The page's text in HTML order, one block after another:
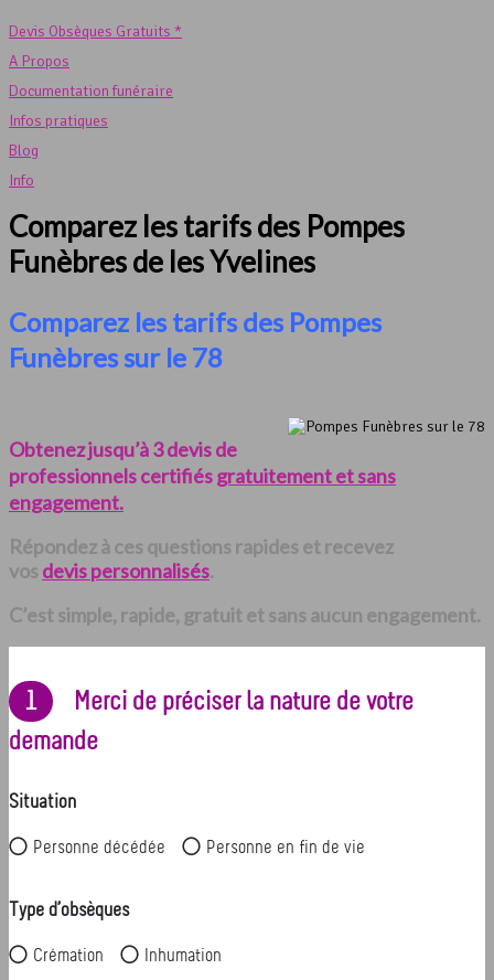
Devis Obsèques Gratuits *
A Propos
Documentation funéraire
Infos pratiques
Blog
Info
Comparez les tarifs des Pompes
Funèbres de les Yvelines
Comparez les tarifs des Pompes
Funèbres sur le 78
Obtenez jusqu’à 3 devis de
professionnels certifiésgratuitement et sans
engagement.
Répondez à ces questions rapides et recevez
vos devis personnalisés.
C’est simple, rapide, gratuit et sans aucun engagement.